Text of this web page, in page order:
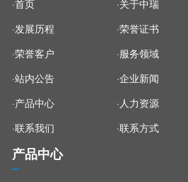
·首页 ·关于中瑞
·发展历程
·荣誉证书
·荣誉客户
·服务领域
·站内公告
·企业新闻
·产品中心
·人力资源
·联系我们
·联系方式
产品中心